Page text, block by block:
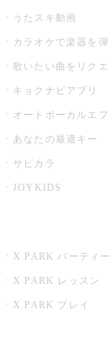
うたスキ動画
カラオケで楽器を弾
歌いたい曲をリクエ
キョクナビアプリ
オートボーカルエフ
あなたの最適キー
サビカラ
JOYKIDS
X PARK パーティー
X PARK レッスン
X PARK プレイ